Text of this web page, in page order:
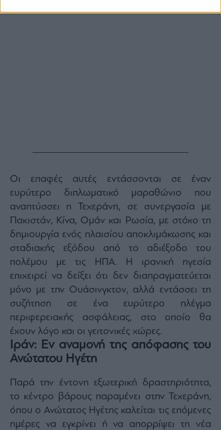
Οι επαφές αυτές εντάσσονται σε έναν
ευρύτερο διπλωματικό μαραθώνιο που
αναπτύσσει η Τεχεράνη, σε συνεργασία με
Πακιστάν, Κίνα, Ομάν και Ρωσία, με στόχο τη
δημιουργία ενός πλαισίου αποκλιμάκωσης και
σταδιακής εξόδου από το αδιέξοδο του
πολέμου με τις ΗΠΑ. Η ιρανική ηγεσία
επιχειρεί να δείξει ότι δεν διαπραγματεύεται
μόνο με την Ουάσινγκτον, αλλά εντάσσει τη
συζήτηση σε ένα ευρύτερο πλέγμα
περιφερειακής ασφάλειας, στο οποίο θα
έχουν λόγο και οι γειτονικές χώρες.
Ιράν: Εν αναμονή της απόφασης του
Ανώτατου Ηγέτη
Παρά την έντονη εξωτερική δραστηριότητα,
το κέντρο βάρους παραμένει στην Τεχεράνη,
όπου ο Ανώτατος Ηγέτης καλείται τις επόμενες
ημέρες να εγκρίνει ή να απορρίψει τη νέα